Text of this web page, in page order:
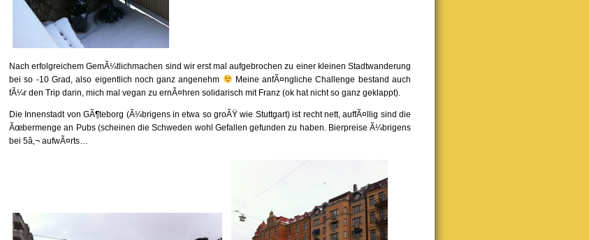
Nach erfolgreichem GemÃ¼tlichmachen sind wir erst mal aufgebrochen zu einer kleinen Stadtwanderung
bei so -10 Grad, also eigentlich noch ganz angenehm
Meine anfÃ¤ngliche Challenge bestand auch
fÃ¼r den Trip darin, mich mal vegan zu ernÃ¤hren solidarisch mit Franz (ok hat nicht so ganz geklappt).
Die Innenstadt von GÃ¶teborg (Ã¼brigens in etwa so groÃŸ wie Stuttgart) ist recht nett, auffÃ¤llig sind die
Ãœbermenge an Pubs (scheinen die Schweden wohl Gefallen gefunden zu haben. Bierpreise Ã¼brigens
bei 5â‚¬ aufwÃ¤rts…